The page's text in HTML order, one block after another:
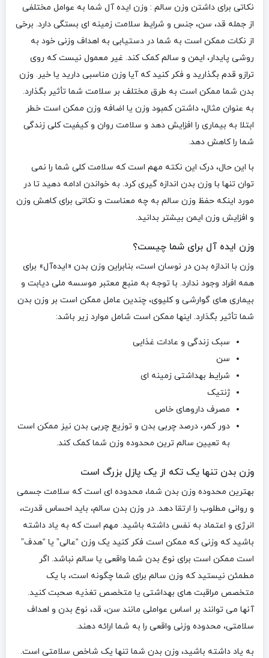
نکاتی برای داشتن وزن سالم : وزن ایده آل شما به عوامل مختلفی
از جمله قد، سن، جنس و شرایط سلامت زمینه ای بستگی دارد. برخی
از نکات ممکن است به شما در دستیابی به اهداف وزنی خود به
روشی پایدار، ایمن و سالم کمک کند. غیر معمول نیست که روی
ترازو قدم بگذارید و فکر کنید که آیا وزن مناسبی دارید یا خیر. وزن
بدن شما ممکن است به طرق مختلف بر سلامت شما تأثیر بگذارد.
به عنوان مثال، داشتن کمبود وزن یا اضافه وزن ممکن است خطر
ابتلا به بیماری را افزایش دهد و سلامت روان و کیفیت کلی زندگی
شما را کاهش دهد.
با این حال، درک این نکته مهم است که سلامت کلی شما را نمی
توان تنها با وزن بدن اندازه گیری کرد. به خواندن ادامه دهید تا در
مورد اینکه حفظ وزن سالم به چه معناست و نکاتی برای کاهش وزن
و افزایش وزن ایمن بیشتر بدانید.
وزن ایده آل برای شما چیست؟
وزن با اندازه بدن در نوسان است، بنابراین وزن بدن «ایده‌آل» برای
همه افراد وجود ندارد. با توجه به منبع معتبر موسسه ملی دیابت و
بیماری های گوارشی و کلیوی، چندین عامل ممکن است بر وزن بدن
شما تأثیر بگذارد. اینها ممکن است شامل موارد زیر باشد:
سبک زندگی و عادات غذایی
سن
شرایط بهداشتی زمینه ای
ژنتیک
مصرف داروهای خاص
دور کمر، درصد چربی بدن و توزیع چربی بدن نیز ممکن است
به تعیین سالم ترین محدوده وزن شما کمک کند.
وزن بدن تنها یک تکه از یک پازل بزرگ است
بهترین محدوده وزن بدن شما، محدوده ای است که سلامت جسمی
و روانی مطلوب را ارتقا دهد. در وزن بدن سالم، باید احساس قدرت،
انرژی و اعتماد به نفس داشته باشید. مهم است که به یاد داشته
باشید که وزنی که ممکن است فکر کنید یک وزن “عالی” یا “هدف”
است ممکن است برای نوع بدن شما واقعی یا سالم نباشد. اگر
مطمئن نیستید که وزن سالم برای شما چگونه است، با یک
متخصص مراقبت های بهداشتی یا متخصص تغذیه صحبت کنید.
آنها می توانند بر اساس عواملی مانند سن، قد، نوع بدن و اهداف
سلامتی، محدوده وزنی واقعی را به شما ارائه دهند.
به یاد داشته باشید، وزن بدن شما تنها یک شاخص سلامتی است.